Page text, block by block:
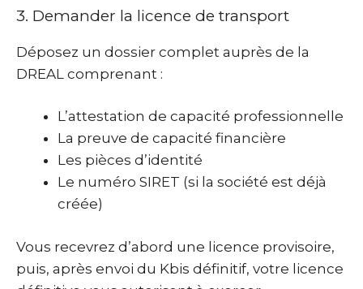
3. Demander la licence de transport
Déposez un dossier complet auprès de la
DREAL comprenant :
L’attestation de capacité professionnelle
La preuve de capacité financière
Les pièces d’identité
Le numéro SIRET (si la société est déjà
créée)
Vous recevrez d’abord une licence provisoire,
puis, après envoi du Kbis définitif, votre licence